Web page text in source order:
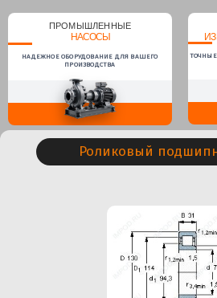
ПРОМЫШЛЕННЫЕ
НАСОСЫ
НАДЕЖНОЕ ОБОРУДОВАНИЕ ДЛЯ ВАШЕГО
ПРОИЗВОДСТВА
Роликовый